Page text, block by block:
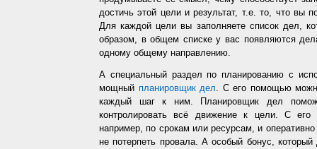
достичь этой цели и результат, т.е. то, что вы
Для каждой цели вы заполняете список дел,
образом, в общем списке у вас появляются
одному общему направлению.
А специальный раздел по планированию с
мощный планировщик дел. С его помощью
каждый шаг к ним. Планировщик дел
контролировать всё движение к цели. С
например, по срокам или ресурсам, и
не потерпеть провала. А особый бонус,